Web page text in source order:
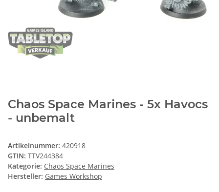
Chaos Space Marines - 5x Havocs
- unbemalt
Artikelnummer: 420918
GTIN: TTV244384
Kategorie: Chaos Space Marines
Hersteller: Games Workshop